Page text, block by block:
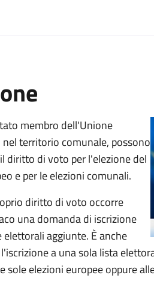
membro dell'Unione
territorio comunale, possono
diritto di voto per l'elezione del
e per le elezioni comunali.
diritto di voto occorre
una domanda di iscrizione
elettorali aggiunte. È anche
a una sola lista
sole elezioni europee oppure